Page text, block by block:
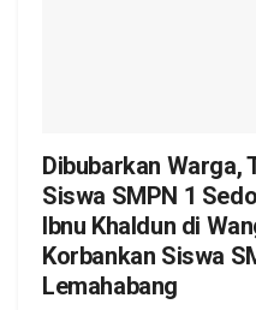
Dibubarkan Warga,
Siswa SMPN 1
Ibnu Khaldun di
Korbankan Siswa
Lemahabang